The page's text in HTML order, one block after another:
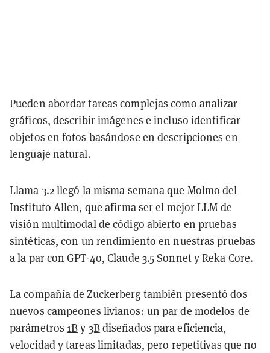
Pueden abordar tareas complejas como analizar
gráficos, describir imágenes e incluso identificar
objetos en fotos basándose en descripciones en
lenguaje natural.
Llama 3.2 llegó la misma semana que Molmo del
Instituto Allen, queafirma serel mejor LLM de
visión multimodal de código abierto en pruebas
sintéticas, con un rendimiento en nuestras pruebas
a la par con GPT-4o, Claude 3.5 Sonnet y Reka Core.
La compañía de Zuckerberg también presentó dos
nuevos campeones livianos: un par de modelos de
parámetros 1By 3Bdiseñados para eficiencia,
velocidad y tareas limitadas, pero repetitivas que no